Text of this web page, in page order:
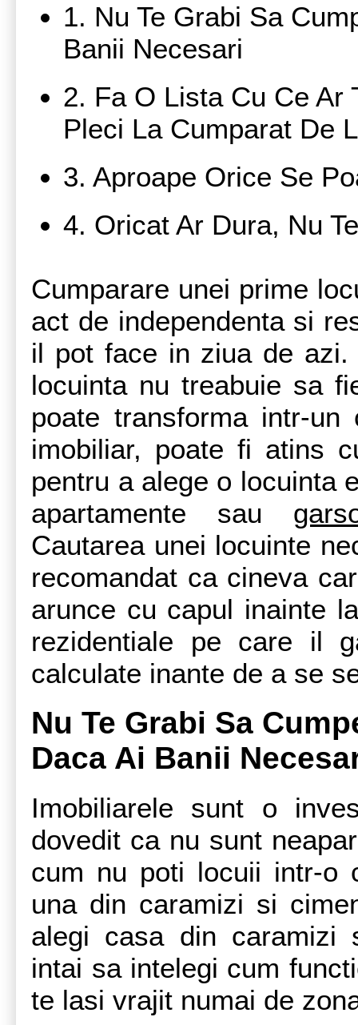
1. Nu Te Grabi Sa
Banii Necesari
2. Fa O Lista Cu Ce Ar
Pleci La Cumparat De
3. Aproape Orice Se
4. Oricat Ar Dura, Nu
Cumparare unei prime
act de independenta si
il pot face in ziua de
locuinta nu treabuie sa
poate transforma intr-
imobiliar, poate fi atins
pentru a alege o locuinta
apartamente sau
Cautarea unei locuinte
recomandat ca cineva
arunce cu capul inainte
rezidentiale pe care il
calculate inante de a se
Nu Te Grabi Sa
Daca Ai Banii
Imobiliarele sunt o
dovedit ca nu sunt
cum nu poti locuii intr-o
una din caramizi si
alegi casa din caramizi
intai sa intelegi cum
te lasi vrajit numai de